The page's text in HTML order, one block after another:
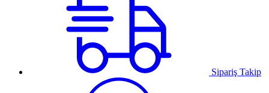
Sipariş Takip